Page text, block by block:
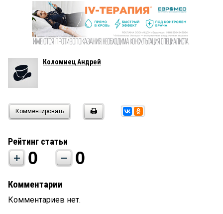
Коломиец Андрей
Комментировать
Рейтинг статьи
0 0
Комментарии
Комментариев нет.